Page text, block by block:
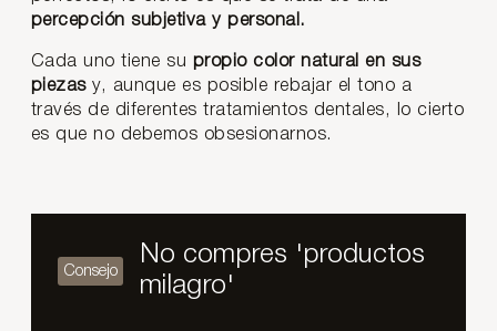
percepción subjetiva y personal.
Cada uno tiene su propio color natural en sus
piezasy, aunque es posible rebajar el tono a
través de diferentes tratamientos dentales, lo cierto
es que no debemos obsesionarnos.
No compres 'productos
milagro'